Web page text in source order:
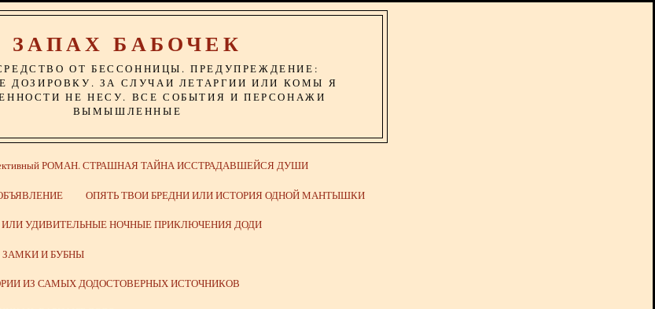
ЗАПАХ БАБОЧЕК
ОТ БЕССОННИЦЫ. ПРЕДУПРЕЖДЕНИЕ:
ДОЗИРОВКУ. ЗА СЛУЧАИ ЛЕТАРГИИ ИЛИ КОМЫ Я
НЕ НЕСУ. ВСЕ СОБЫТИЯ И ПЕРСОНАЖИ
ВЫМЫШЛЕННЫЕ
РОМАН. СТРАШНАЯ ТАЙНА ИССТРАДАВШЕЙСЯ ДУШИ
ОПЯТЬ ТВОИ БРЕДНИ ИЛИ ИСТОРИЯ ОДНОЙ МАНТЫШКИ
УДИВИТЕЛЬНЫЕ НОЧНЫЕ ПРИКЛЮЧЕНИЯ ДОДИ
И БУБНЫ
ИЗ САМЫХ ДОДОСТОВЕРНЫХ ИСТОЧНИКОВ